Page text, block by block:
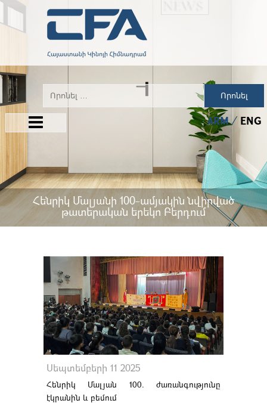
Որոնել
ARM ENG
Հենրիկ Մալյանի 100-ամյակին նվիրված
թատերական երեկո Բերդում
Սեպտեմբերի 11 2025
Հենրիկ Մալյան 100. ժառանգությունը
էկրանին և բեմում